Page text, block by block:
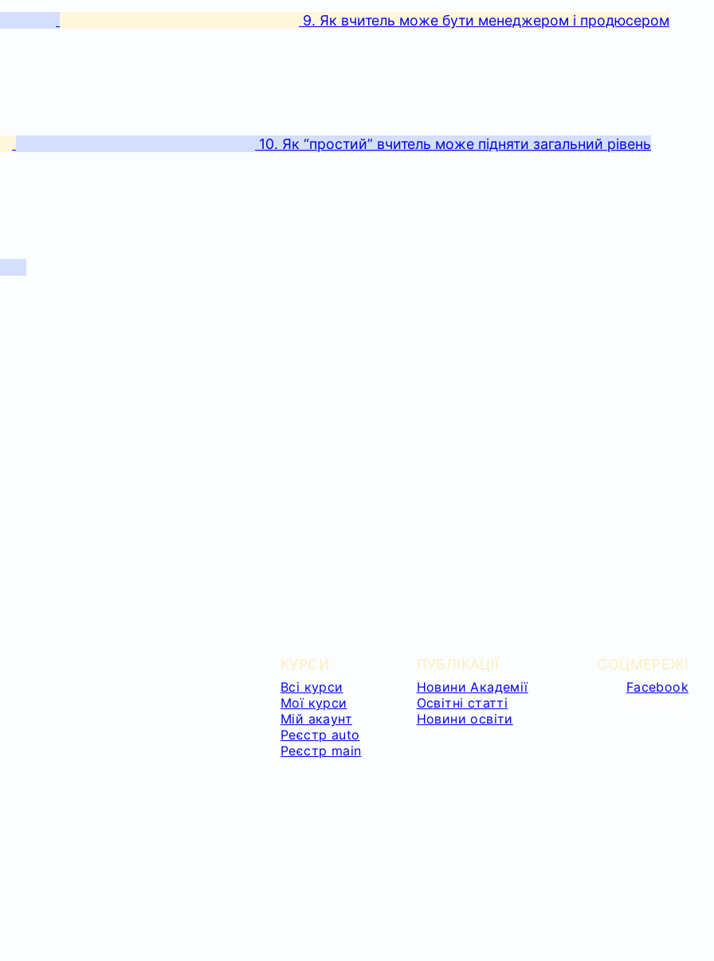
9. Як вчитель може бути менеджером і продюсером
10. Як “простий” вчитель може підняти загальний рівень
КУРСИ
Всі курси
Мої курси
Мій акаунт
Реєстр auto
Реєстр main
ПУБЛІКАЦІЇ
Новини Академії
Освітні статті
Новини освіти
СОЦМЕРЕЖІ
Facebook